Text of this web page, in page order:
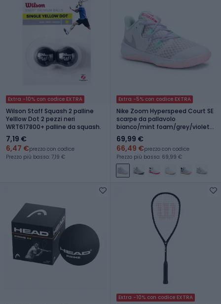
Extra -10% con codice EXTRA
Wilson Staff Squash 2 palline
Yelllow Dot 2 pezzi neri
WRT617800+ palline da squash.
7,19 €
6,47 €prezzo con codice
Prezzo più basso: 7,19 €
Extra -5% con codice EXTRA
Nike Zoom Hyperspeed Court SE
scarpe da pallavolo
bianco/mint foam/grey/violet
mist/pink foam
69,99 €
66,49 €prezzo con codice
Prezzo più basso: 69,99 €
Extra -10% con codice EXTRA